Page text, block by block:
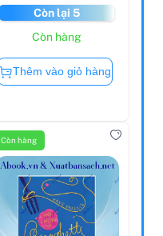
Còn lại 5
Còn hàng
Thêm vào giỏ hàng
Còn hàng